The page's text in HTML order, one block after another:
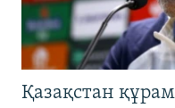
Қазақстан